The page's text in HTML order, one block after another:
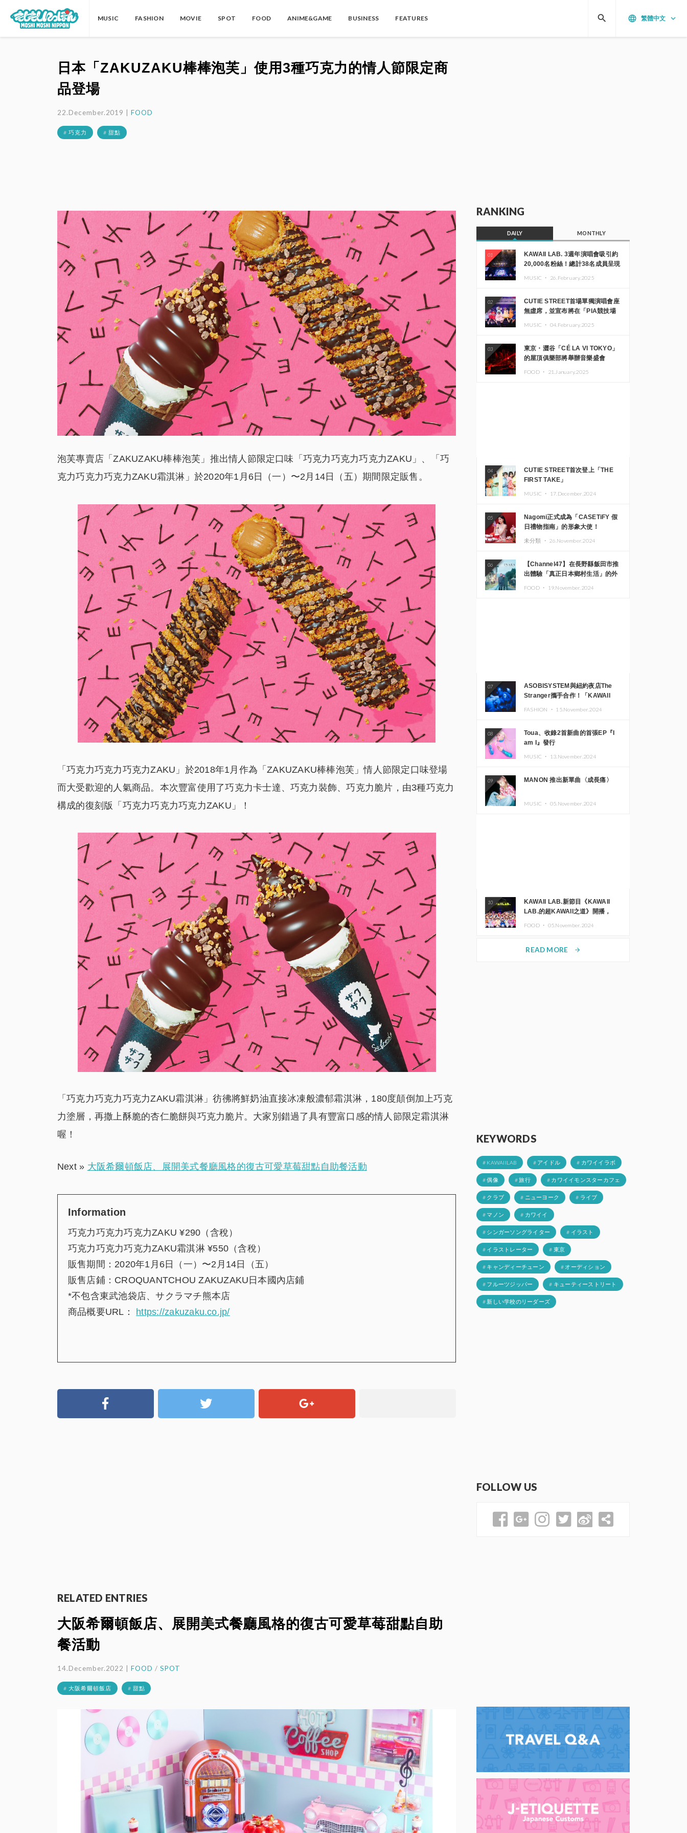
MUSIC FASHION MOVIE SPOT FOOD ANIME&GAME BUSINESS FEATURES language 繁體中文 keyboard_arrow_down
search
日本「ZAKUZAKU棒棒泡芙」使用3種巧克力的情人節限定商
品登場
22.December.2019 |FOOD
# 巧克力 # 甜點
泡芙專賣店「ZAKUZAKU棒棒泡芙」推出情人節限定口味「巧克力巧克力巧克力ZAKU」、「巧
克力巧克力巧克力ZAKU霜淇淋」於2020年1月6日（一）〜2月14日（五）期間限定販售。
「巧克力巧克力巧克力ZAKU」於2018年1月作為「ZAKUZAKU棒棒泡芙」情人節限定口味登場
而大受歡迎的人氣商品。本次豐富使用了巧克力卡士達、巧克力裝飾、巧克力脆片，由3種巧克力
構成的復刻版「巧克力巧克力巧克力ZAKU」！
「巧克力巧克力巧克力ZAKU霜淇淋」彷彿將鮮奶油直接冰凍般濃郁霜淇淋，180度顛倒加上巧克
力塗層，再撒上酥脆的杏仁脆餅與巧克力脆片。大家別錯過了具有豐富口感的情人節限定霜淇淋
喔！
Next » 大阪希爾頓飯店、展開美式餐廳風格的復古可愛草莓甜點自助餐活動
Information
巧克力巧克力巧克力ZAKU ¥290（含稅）
巧克力巧克力巧克力ZAKU霜淇淋 ¥550（含稅）
販售期間：2020年1月6日（一）〜2月14日（五）
販售店鋪：CROQUANTCHOU ZAKUZAKU日本國內店鋪
*不包含東武池袋店、サクラマチ熊本店
商品概要URL： https://zakuzaku.co.jp/
RELATED ENTRIES
大阪希爾頓飯店、展開美式餐廳風格的復古可愛草莓甜點自助
餐活動
14.December.2022 |FOOD / SPOT
# 大阪希爾頓飯店 # 甜點
RANKING
DAILY MONTHLY
01
KAWAII LAB. 3週年演唱會吸引約
20,000名粉絲！總計38名成員呈現
MUSIC ・ 26.February.2025
02
CUTIE STREET首場單獨演唱會座
無虛席，並宣布將在「PIA競技場
MUSIC ・ 04.February.2025
03
東京・澀谷「CÉ LA VI TOKYO」
的屋頂俱樂部將舉辦音樂盛會
FOOD ・ 21.January.2025
04
CUTIE STREET首次登上「THE
FIRST TAKE」
MUSIC ・ 17.December.2024
05
Nagomi正式成為「CASETiFY 假
日禮物指南」的形象大使！
未分類 ・ 26.November.2024
06
【Channel47】在長野縣飯田市推
出體驗「真正日本鄉村生活」的外
FOOD ・ 19.November.2024
07
ASOBISYSTEM與紐約夜店The
Stranger攜手合作！「KAWAII
FASHION ・ 15.November.2024
08
Toua、收錄2首新曲的首張EP『I
am I』發行
MUSIC ・ 13.November.2024
09 MANON 推出新單曲〈成長痛〉
MUSIC ・ 05.November.2024
10
KAWAII LAB.新節目《KAWAII
LAB.的超KAWAII之道》開播，
FOOD ・ 05.November.2024
READ MORE arrow_forward
KEYWORDS
# KAWAIILAB # アイドル # カワイイラボ
# 偶像 # 旅行 # カワイイモンスターカフェ
# クラブ # ニューヨーク # ライブ
# マノン # カワイイ
# シンガーソングライター # イラスト
# イラストレーター # 東京
# キャンディーチューン # オーディション
# フルーツジッパー # キューティーストリート
# 新しい学校のリーダーズ
FOLLOW US